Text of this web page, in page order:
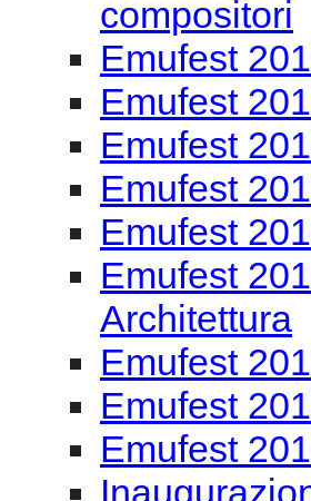
compositori
Emufest
Emufest
Emufest
Emufest
Emufest
Emufest
Architettura
Emufest
Emufest
Emufest